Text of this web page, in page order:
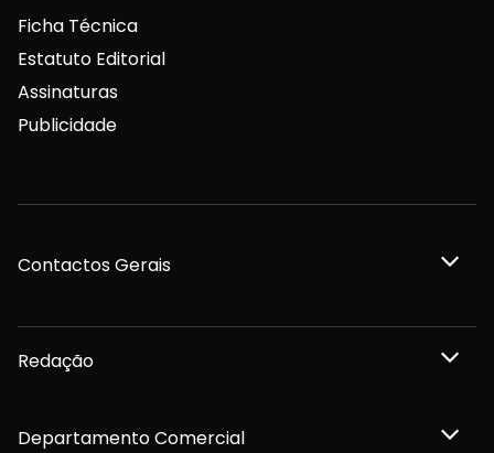
Ficha Técnica
Estatuto Editorial
Assinaturas
Publicidade
Contactos Gerais
Redação
Departamento Comercial